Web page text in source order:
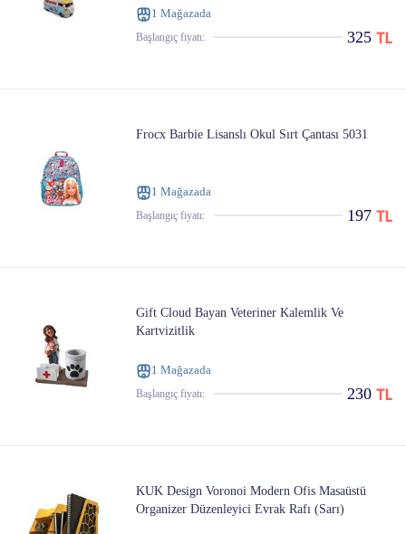
1 Mağazada
Başlangıç ​​fiyatı: 325
Frocx Barbie Lisanslı Okul Sırt Çantası 5031
1 Mağazada
Başlangıç ​​fiyatı: 197
Gift Cloud Bayan Veteriner Kalemlik Ve
Kartvizitlik
1 Mağazada
Başlangıç ​​fiyatı: 230
KUK Design Voronoi Modern Ofis Masaüstü
Organizer Düzenleyici Evrak Rafı (Sarı)